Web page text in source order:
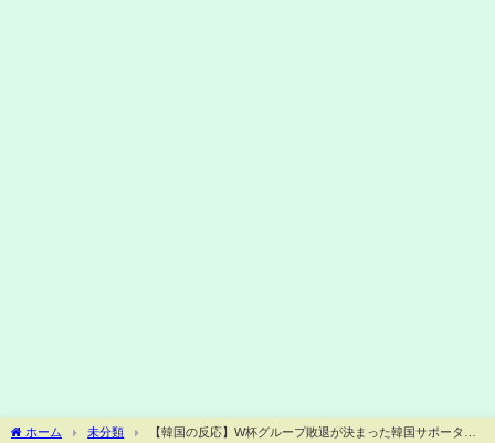
ホーム 未分類
【韓国の反応】W杯グループ敗退が決まった韓国サポーター